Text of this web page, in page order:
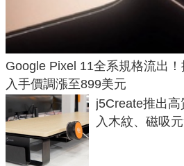
Google Pixel 11全系規格流出！
入手價調漲至899美元
j5Create推出
入木紋、磁吸